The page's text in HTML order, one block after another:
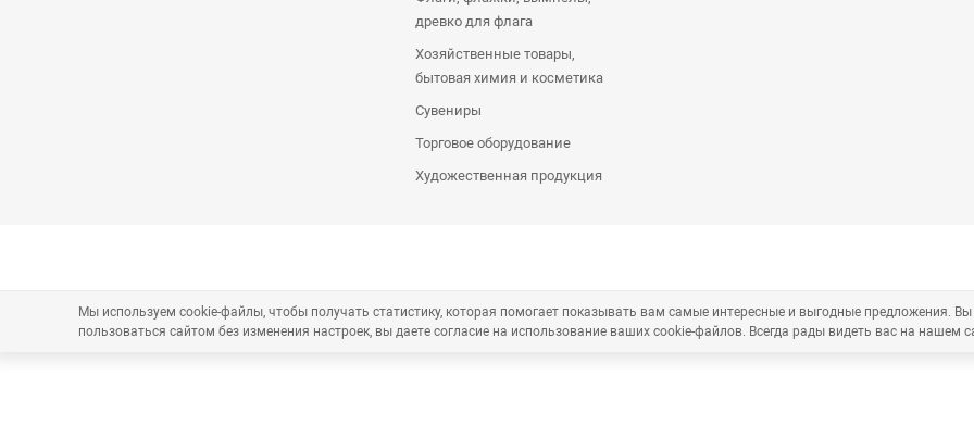
древко для флага
Хозяйственные товары,
бытовая химия и косметика
Сувениры
Торговое оборудование
Художественная продукция
Мы используем cookie-файлы, чтобы получать статистику, которая помогает показывать вам самые интересные и выгодные предложения.
пользоваться сайтом без изменения настроек, вы даете согласие на использование ваших cookie-файлов. Всегда рады видеть вас на нашем